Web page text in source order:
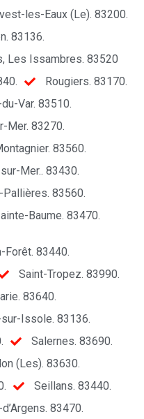
les-Eaux (Le). 83200.
83136.
Les Issambres. 83520
Rougiers. 83170.
Var. 83510.
Mer. 83270.
83560.
Mer.. 83430.
83560.
Baume. 83470.
Forêt. 83440.
Saint-Tropez. 83990.
83640.
Issole. 83136.
Salernes. 83690.
(Les). 83630.
Seillans. 83440.
83470.